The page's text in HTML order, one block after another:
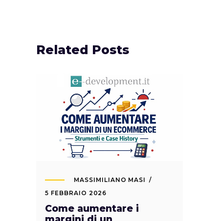
Related Posts
MASSIMILIANO MASI
5 FEBBRAIO 2026
Come aumentare i